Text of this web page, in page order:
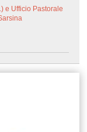
e Ufficio Pastorale